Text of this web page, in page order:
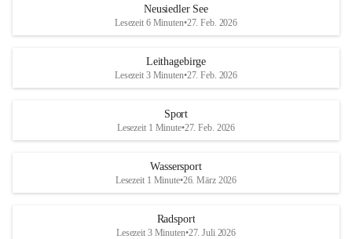
S
Maßnahmen zur Bekämpfung
Rebe und der Amerikanischen
Anhang VBl. EU Nr. 18
1 Seite•1,4 MB
VBl. EU Nr. 18_2026
r
S
Neusiedler See
Lesezeit 6 Minuten•27. Feb. 2026
Leithagebirge
Lesezeit 3 Minuten•27. Feb. 2026
Sport
Lesezeit 1 Minute•27. Feb. 2026
Wassersport
Lesezeit 1 Minute•26. März 2026
Radsport
Lesezeit 3 Minuten•27. Juli 2026